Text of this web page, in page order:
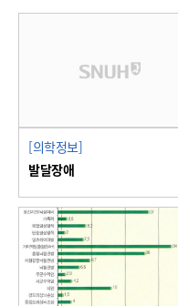
[의학정보]
발달장애